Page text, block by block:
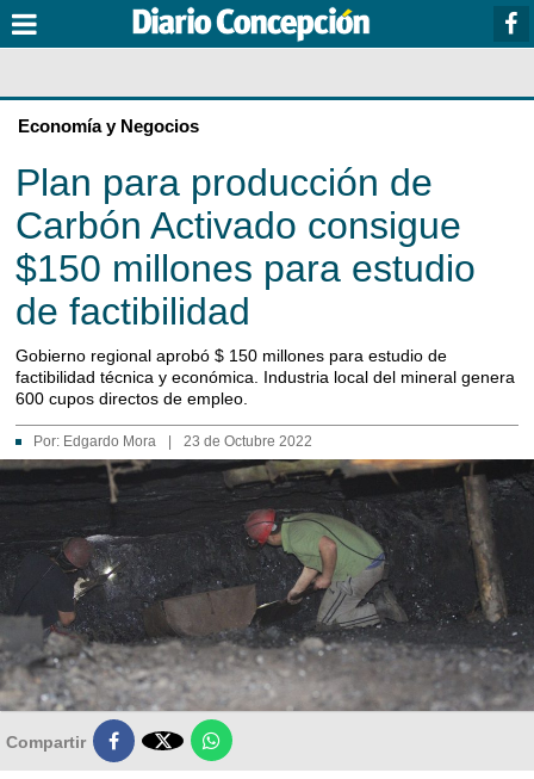
Economía y Negocios
Plan para producción de
Carbón Activado consigue
$150 millones para estudio
de factibilidad
Gobierno regional aprobó $ 150 millones para estudio de
factibilidad técnica y económica. Industria local del mineral genera
600 cupos directos de empleo.
Por: Edgardo Mora 23 de Octubre 2022
Compartir 